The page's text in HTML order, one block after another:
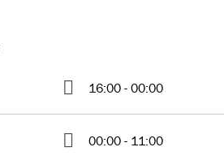
16:00 - 00:00
00:00 - 11:00